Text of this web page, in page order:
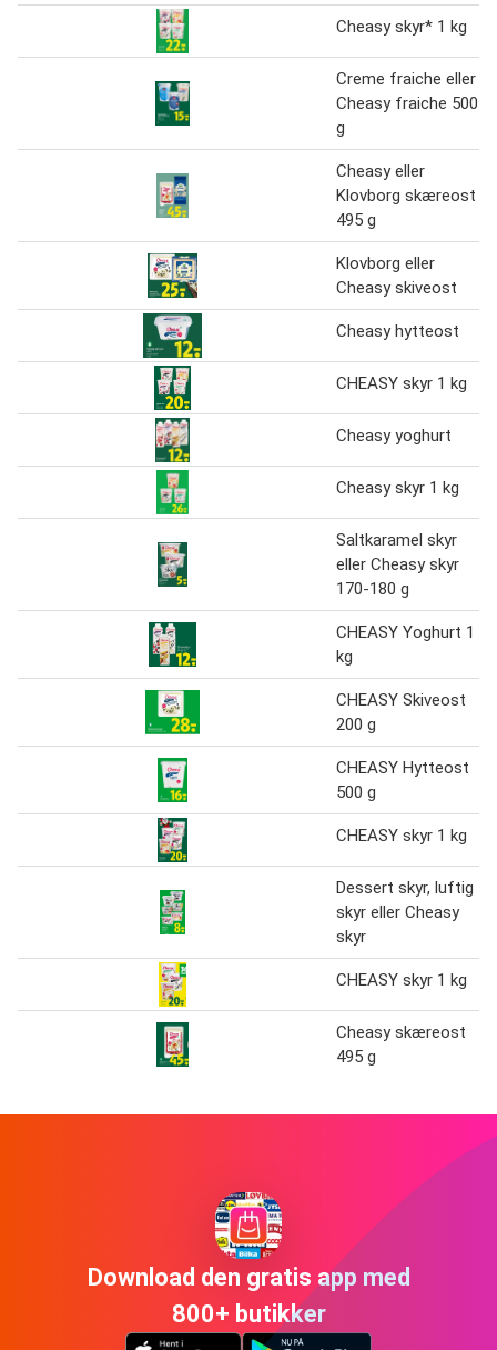
Cheasy skyr* 1 kg
Creme fraiche eller
Cheasy fraiche 500
g
Cheasy eller
Klovborg skæreost
495 g
Klovborg eller
Cheasy skiveost
Cheasy hytteost
CHEASY skyr 1 kg
Cheasy yoghurt
Cheasy skyr 1 kg
Saltkaramel skyr
eller Cheasy skyr
170-180 g
CHEASY Yoghurt 1
kg
CHEASY Skiveost
200 g
CHEASY Hytteost
500 g
CHEASY skyr 1 kg
Dessert skyr, luftig
skyr eller Cheasy
skyr
CHEASY skyr 1 kg
Cheasy skæreost
495 g
Download den gratis app med
800+ butikker